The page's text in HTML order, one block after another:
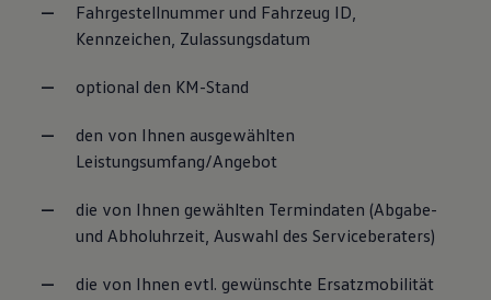
Fahrgestellnummer und Fahrzeug ID,
Kennzeichen, Zulassungsdatum
optional den KM-Stand
den von Ihnen ausgewählten
Leistungsumfang/Angebot
die von Ihnen gewählten Termindaten (Abgabe-
und Abholuhrzeit, Auswahl des Serviceberaters)
die von Ihnen evtl. gewünschte Ersatzmobilität